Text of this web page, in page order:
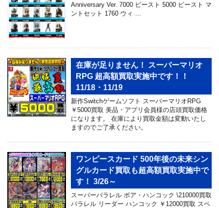
Anniversary Ver. 7000 ビースト 5000 ビースト マ
ントセット 1760 ウィ …
在庫が足りません！ スーパーマリオ
RPG 超高額買取実施中です！！
11/18・11/19
新作Switchゲームソフト スーパーマリオRPG
￥5000買取 美品・アプリ会員様の店頭買取価格
になります。 在庫により買取金額は変動いたし
ますのでご了承ください。
ワンピースカード 500年後の未来シン
グルカード買取も超高額買取実施中で
す！ 3/26～
スーパーパラレル ボア・ハンコック \210000買取
パラレル リーダー ハンコック ￥12000買取 スペ